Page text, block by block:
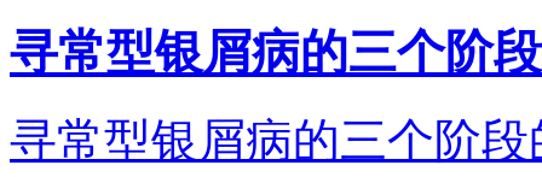
寻常型银屑病的三个阶
寻常型银屑病的三个阶